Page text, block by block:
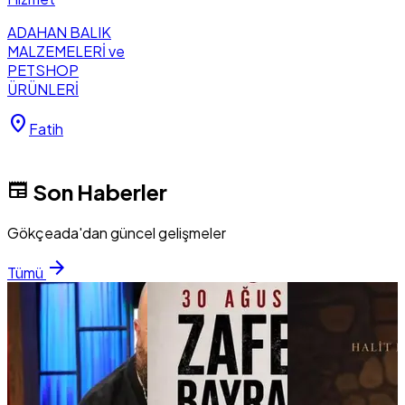
ADAHAN BALIK
MALZEMELERİ ve
PETSHOP
ÜRÜNLERİ
location_on Fatih
newspaper Son Haberler
Gökçeada'dan güncel gelişmeler
Tümü arrow_forward